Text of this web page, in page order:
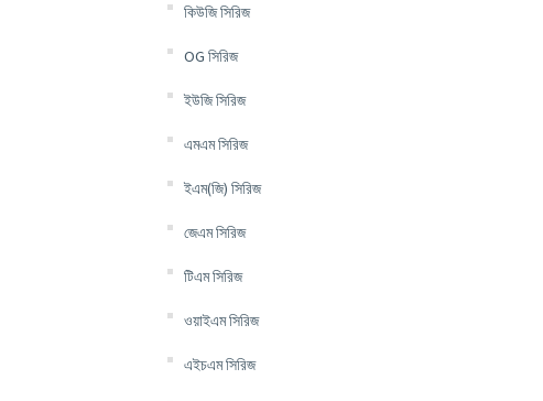
কিউজি সিরিজ
OG সিরিজ
ইউজি সিরিজ
এমএম সিরিজ
ইএম(জি) সিরিজ
জেএম সিরিজ
টিএম সিরিজ
ওয়াইএম সিরিজ
এইচএম সিরিজ